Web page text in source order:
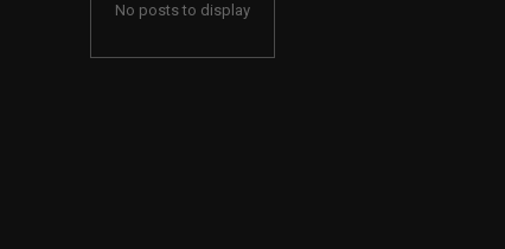
No posts to display